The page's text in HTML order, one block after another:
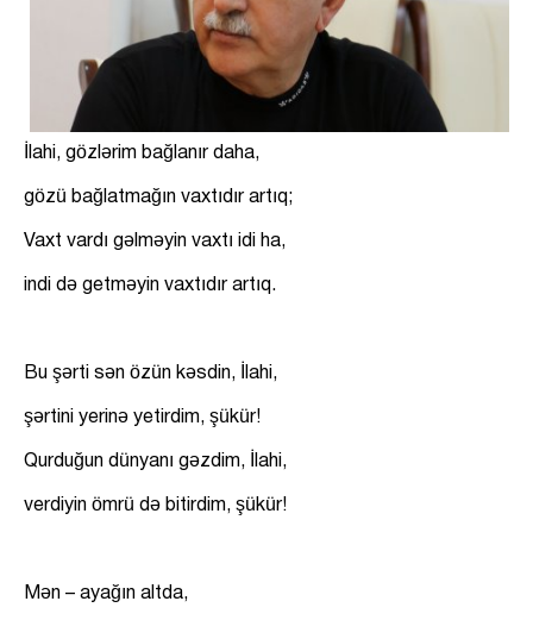
İlahi, gözlərim bağlanır daha,
gözü bağlatmağın vaxtıdır artıq;
Vaxt vardı gəlməyin vaxtı idi ha,
indi də getməyin vaxtıdır artıq.
Bu şərti sən özün kəsdin, İlahi,
şərtini yerinə yetirdim, şükür!
Qurduğun dünyanı gəzdim, İlahi,
verdiyin ömrü də bitirdim, şükür!
Mən – ayağın altda,